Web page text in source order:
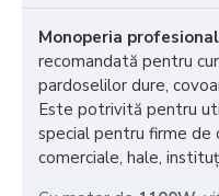
Monoperia
recomandată pentru
pardoselilor dure,
Este potrivită pentru
special pentru firme de
comerciale, hale,